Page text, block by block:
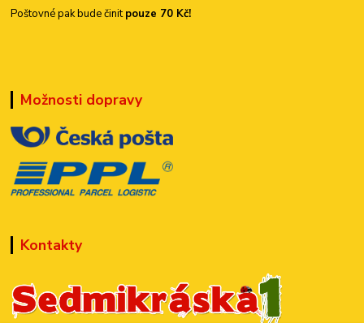
Poštovné pak bude činitpouze 70 Kč!
Možnosti dopravy
Kontakty